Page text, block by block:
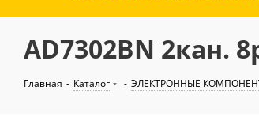
AD7302BN 2кан.
Главная - Каталог - ЭЛЕКТРОННЫЕ